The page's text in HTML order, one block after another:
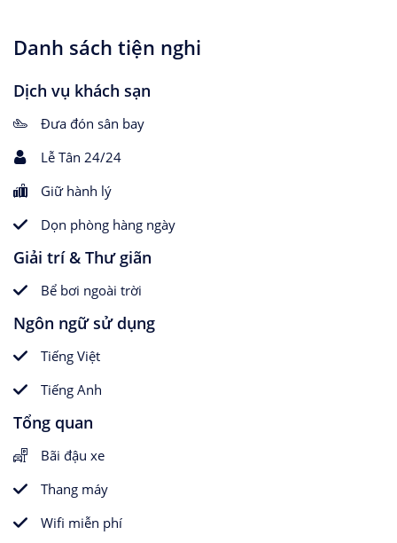
Danh sách tiện nghi
Dịch vụ khách sạn
Đưa đón sân bay
Lễ Tân 24/24
Giữ hành lý
Dọn phòng hàng ngày
Giải trí & Thư giãn
Bể bơi ngoài trời
Ngôn ngữ sử dụng
Tiếng Việt
Tiếng Anh
Tổng quan
Bãi đậu xe
Thang máy
Wifi miễn phí